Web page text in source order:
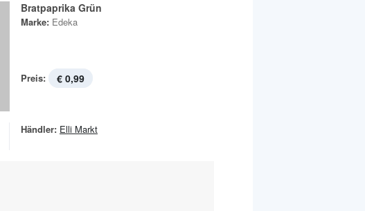
Bratpaprika Grün
Marke: Edeka
Preis: € 0,99
Händler: Elli Markt